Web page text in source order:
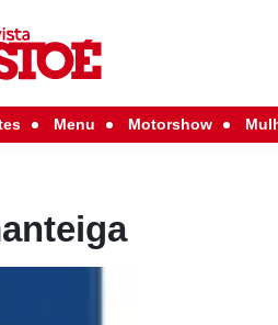
Menu Motorshow